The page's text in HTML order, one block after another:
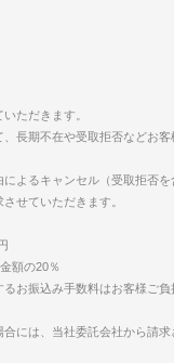
ただきます。
長期不在や受取拒否などお
よるキャンセル（受取拒否
せていただきます。
額の20％
お振込み手数料はお客様ご負
には、当社委託会社から請